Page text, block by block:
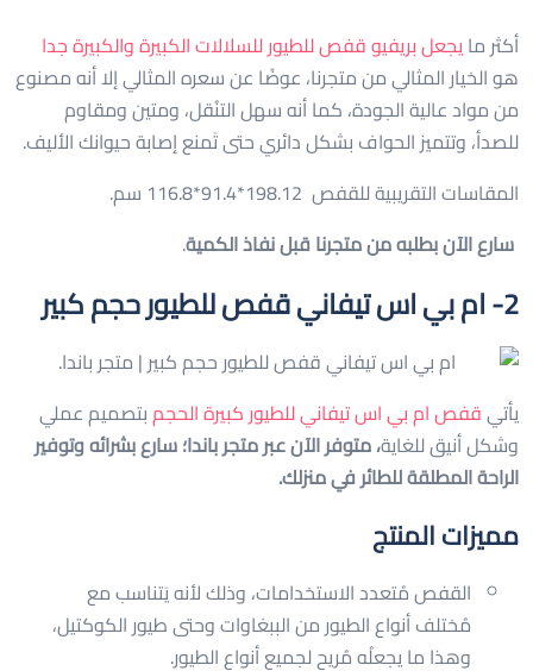
أكثر مايجعل بريفيو قفص للطيور للسلالات الكبيرة والكبيرة جدا
هو الخيار المثالي من متجرنا، عوضًا عن سعره المثالي إلا أنه مصنوع
من مواد عالية الجودة، كما أنه سهل التنُقل، ومتين ومقاوم
للصدأ، وتتميز الحواف بشكل دائري حتى تَمنع إصابة حيوانك الأليف.
المقاسات التقريبية للقفص 198.12*91.4*116.8 سم.
سارع الآن بطلبه من متجرنا قبل نفاذ الكمية.
2- ام بي اس تيفاني قفص للطيور حجم كبير
يأتيقفص ام بي اس تيفاني للطيور كبيرة الحجمبتصميم عملي
وشكل أنيق للغاية، متوفر الآن عبر متجر باندا؛ سارع بشرائه وتوفير
الراحة المطلقة للطائر في منزلك.
مميزات المنتج
القفص مُتعدد الاستخدامات، وذلك لأنه يَتناسب مع
مُختلف أنواع الطيور من الببغاوات وحتى طيور الكوكتيل،
وهذا ما يجعلُه مُريح لجميع أنواع الطيور.